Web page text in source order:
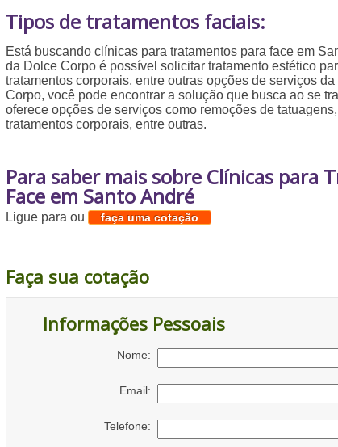
Tipos de tratamentos faciais:
Está buscando clínicas para tratamentos para face em
da Dolce Corpo é possível solicitar tratamento estético
tratamentos corporais, entre outras opções de serviços
Corpo, você pode encontrar a solução que busca ao se
oferece opções de serviços como remoções de
tratamentos corporais, entre outras.
Para saber mais sobre Clínicas para
Face em Santo André
Ligue paraou faça uma cotação
Faça sua cotação
Informações Pessoais
Nome:
Email:
Telefone: